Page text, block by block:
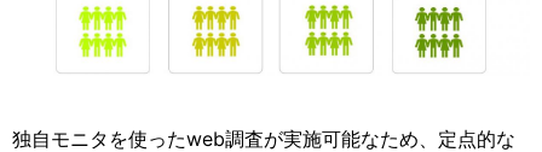
独自モニタを使ったweb調査が実施可能なため、定点的な